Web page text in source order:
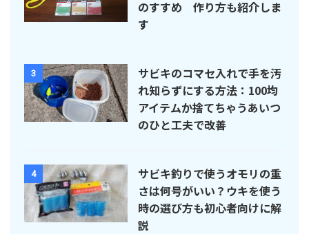
のすすめ 作り方も紹介しま
す
3
サビキのコマセ入れで手を汚
れ知らずにする方法：100均
アイテムか捨てちゃうあいつ
のひと工夫で改善
4
サビキ釣りで使うオモリの重
さは何号がいい？ウキを使う
時の選び方も初心者向けに解
説